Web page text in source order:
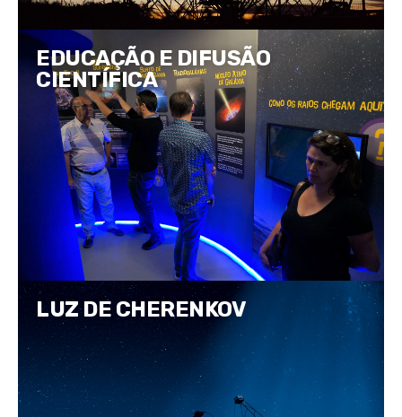
EDUCAÇÃO E DIFUSÃO
CIENTÍFICA
LUZ DE CHERENKOV